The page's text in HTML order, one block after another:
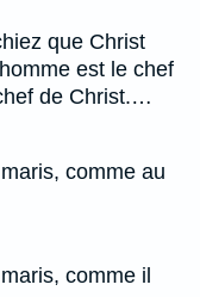
que Christ
est le chef
de Christ.…
comme au
comme il